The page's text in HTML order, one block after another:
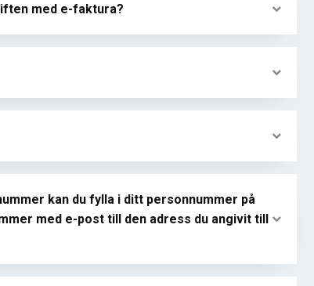
med e-faktura?
kan du fylla i ditt personnummer på
med e-post till den adress du angivit till